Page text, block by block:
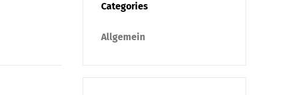
Categories
Allgemein